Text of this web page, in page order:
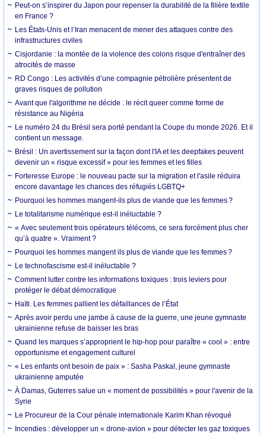
Peut-on s’inspirer du Japon pour repenser la durabilité de la filière textile
en France ?
Les États-Unis et l’Iran menacent de mener des attaques contre des
infrastructures civiles
Cisjordanie : la montée de la violence des colons risque d'entraîner des
atrocités de masse
RD Congo : Les activités d’une compagnie pétrolière présentent de
graves risques de pollution
Avant que l'algorithme ne décide : le récit queer comme forme de
résistance au Nigéria
Le numéro 24 du Brésil sera porté pendant la Coupe du monde 2026. Et il
contient un message.
Brésil : Un avertissement sur la façon dont l'IA et les deepfakes peuvent
devenir un « risque excessif » pour les femmes et les filles
Forteresse Europe : le nouveau pacte sur la migration et l'asile réduira
encore davantage les chances des réfugiés LGBTQ+
Pourquoi les hommes mangent-ils plus de viande que les femmes ?
Le totalitarisme numérique est-il inéluctable ?
« Avec seulement trois opérateurs télécoms, ce sera forcément plus cher
qu’à quatre ». Vraiment ?
Pourquoi les hommes mangent ils plus de viande que les femmes ?
Le technofascisme est-il inéluctable ?
Comment lutter contre les informations toxiques : trois leviers pour
protéger le débat démocratique
Haïti. Les femmes pallient les défaillances de l’État
Après avoir perdu une jambe à cause de la guerre, une jeune gymnaste
ukrainienne refuse de baisser les bras
Quand les marques s’approprient le hip-hop pour paraître « cool » : entre
opportunisme et engagement culturel
« Les enfants ont besoin de paix » : Sasha Paskal, jeune gymnaste
ukrainienne amputée
À Damas, Guterres salue un « moment de possibilités » pour l'avenir de la
Syrie
Le Procureur de la Cour pénale internationale Karim Khan révoqué
Incendies : développer un « drone-avion » pour détecter les gaz toxiques